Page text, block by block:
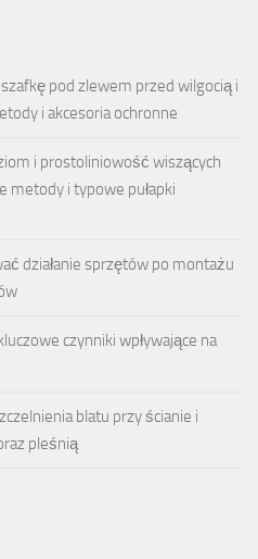
pod zlewem przed wilgocią i
i akcesoria ochronne
i prostoliniowość wiszących
metody i typowe pułapki
działanie sprzętów po montażu
czynniki wpływające na
blatu przy ścianie i
pleśnią